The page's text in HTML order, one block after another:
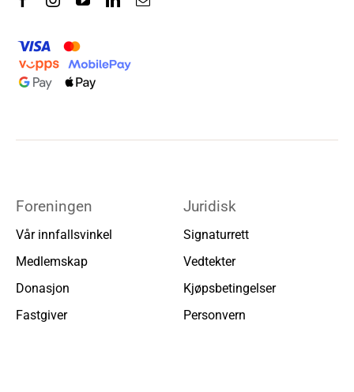
Foreningen
Vår innfallsvinkel
Medlemskap
Donasjon
Fastgiver
Juridisk
Signaturrett
Vedtekter
Kjøpsbetingelser
Personvern